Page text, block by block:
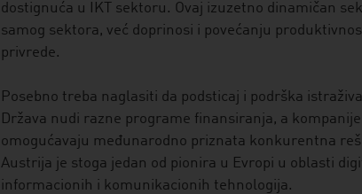
dostignuća u IKT sektoru. Ovaj izuzetno dinamičan
samog sektora, već doprinosi i povećanju
privrede.
Posebno treba naglasiti da podsticaj i podrška
Država nudi razne programe finansiranja, a
omogućavaju međunarodno priznata konkurentna
Austrija je stoga jedan od pionira u Evropi u oblasti
informacionih i komunikacionih tehnologija.